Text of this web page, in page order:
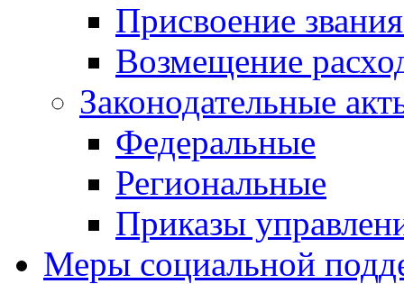
Присвоение
Возмещение
Законодательные
Федеральные
Региональные
Приказы
Меры социальной